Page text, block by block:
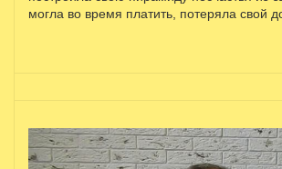
могла во время платить, потеряла свой